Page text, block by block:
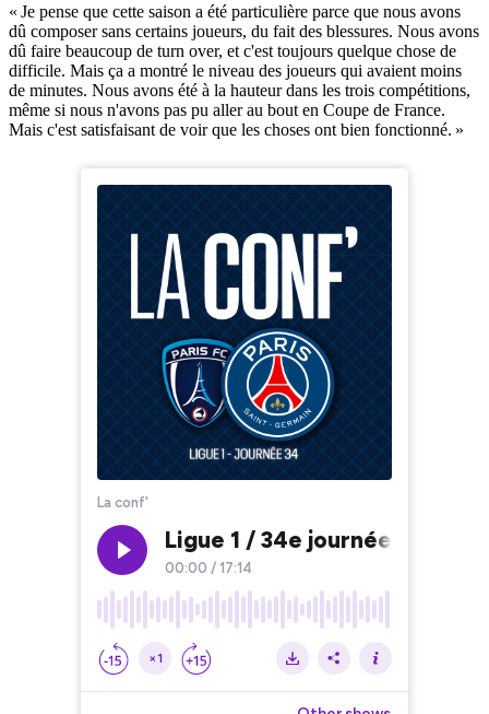
« Je pense que cette saison a été particulière parce que nous avons
dû composer sans certains joueurs, du fait des blessures. Nous avons
dû faire beaucoup de turn over, et c'est toujours quelque chose de
difficile. Mais ça a montré le niveau des joueurs qui avaient moins
de minutes. Nous avons été à la hauteur dans les trois compétitions,
même si nous n'avons pas pu aller au bout en Coupe de France.
Mais c'est satisfaisant de voir que les choses ont bien fonctionné. »